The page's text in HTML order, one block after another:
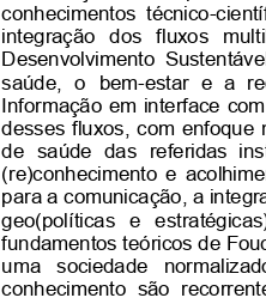
conhecimentos técnico-
integração
dos fluxos
Desenvolvimento
saúde,
o bem-estar e a
Informação em interface com
desses fluxos, com enfoque
de
saúde das referidas
(re)conhecimento e
para a comunicação, a
geo(políticas
e
fundamentos teóricos de
uma
sociedade
conhecimento são